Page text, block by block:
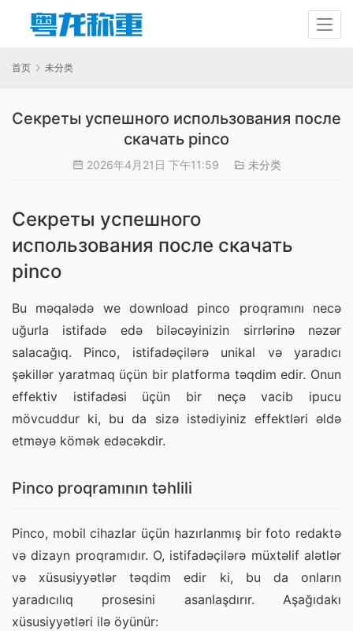
首页 未分类
Секреты успешного использования после
скачать pinco
2026年4月21日 下午11:59 未分类
Секреты успешного
использования после скачать
pinco
Bu məqalədə we download pinco proqramını necə
uğurla istifadə edə biləcəyinizin sirrlərinə nəzər
salacağıq. Pinco, istifadəçilərə unikal və yaradıcı
şəkillər yaratmaq üçün bir platforma təqdim edir. Onun
effektiv istifadəsi üçün bir neçə vacib ipucu
mövcuddur ki, bu da sizə istədiyiniz effektləri əldə
etməyə kömək edəcəkdir.
Pinco proqramının təhlili
Pinco, mobil cihazlar üçün hazırlanmış bir foto redaktə
və dizayn proqramıdır. O, istifadəçilərə müxtəlif alətlər
və xüsusiyyətlər təqdim edir ki, bu da onların
yaradıcılıq prosesini asanlaşdırır. Aşağıdakı
xüsusiyyətləri ilə öyünür: